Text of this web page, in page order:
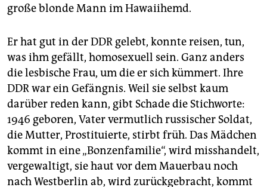
große blonde Mann im Hawaiihemd.
Er hat gut in der DDR gelebt, konnte reisen, tun,
was ihm gefällt, homosexuell sein. Ganz anders
die lesbische Frau, um die er sich kümmert. Ihre
DDR war ein Gefängnis. Weil sie selbst kaum
darüber reden kann, gibt Schade die Stichworte:
1946 geboren, Vater vermutlich russischer Soldat,
die Mutter, Prostituierte, stirbt früh. Das Mädchen
kommt in eine „Bonzenfamilie“, wird misshandelt,
vergewaltigt, sie haut vor dem Mauerbau noch
nach Westberlin ab, wird zurückgebracht, kommt